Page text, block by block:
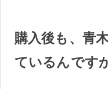
購入後も、青
ているんです